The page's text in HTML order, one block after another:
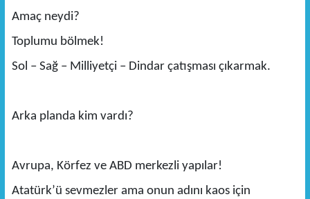
Amaç neydi?
Toplumu bölmek!
Sol – Sağ – Milliyetçi – Dindar çatışması çıkarmak.
Arka planda kim vardı?
Avrupa, Körfez ve ABD merkezli yapılar!
Atatürk’ü sevmezler ama onun adını kaos için